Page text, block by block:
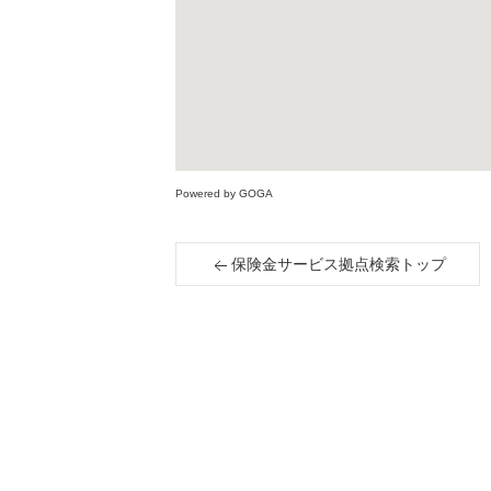
Powered by GOGA
保険金サービス拠点検索トップ